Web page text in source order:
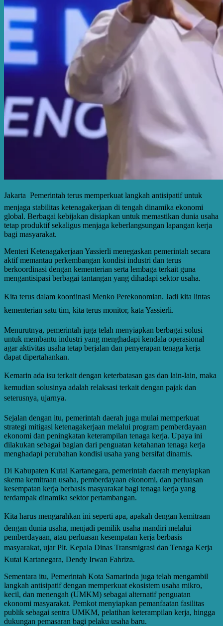
Jakarta  Pemerintah terus memperkuat langkah antisipatif untuk
menjaga stabilitas ketenagakerjaan di tengah dinamika ekonomi
global. Berbagai kebijakan disiapkan untuk memastikan dunia usaha
tetap produktif sekaligus menjaga keberlangsungan lapangan kerja
bagi masyarakat.
Menteri Ketenagakerjaan Yassierli menegaskan pemerintah secara
aktif memantau perkembangan kondisi industri dan terus
berkoordinasi dengan kementerian serta lembaga terkait guna
mengantisipasi berbagai tantangan yang dihadapi sektor usaha.
Kita terus dalam koordinasi Menko Perekonomian. Jadi kita lintas
kementerian satu tim, kita terus monitor, kata Yassierli.
Menurutnya, pemerintah juga telah menyiapkan berbagai solusi
untuk membantu industri yang menghadapi kendala operasional
agar aktivitas usaha tetap berjalan dan penyerapan tenaga kerja
dapat dipertahankan.
Kemarin ada isu terkait dengan keterbatasan gas dan lain-lain, maka
kemudian solusinya adalah relaksasi terkait dengan pajak dan
seterusnya, ujarnya.
Sejalan dengan itu, pemerintah daerah juga mulai memperkuat
strategi mitigasi ketenagakerjaan melalui program pemberdayaan
ekonomi dan peningkatan keterampilan tenaga kerja. Upaya ini
dilakukan sebagai bagian dari penguatan ketahanan tenaga kerja
menghadapi perubahan kondisi usaha yang bersifat dinamis.
Di Kabupaten Kutai Kartanegara, pemerintah daerah menyiapkan
skema kemitraan usaha, pemberdayaan ekonomi, dan perluasan
kesempatan kerja berbasis masyarakat bagi tenaga kerja yang
terdampak dinamika sektor pertambangan.
Kita harus mengarahkan ini seperti apa, apakah dengan kemitraan
dengan dunia usaha, menjadi pemilik usaha mandiri melalui
pemberdayaan, atau perluasan kesempatan kerja berbasis
masyarakat, ujar Plt. Kepala Dinas Transmigrasi dan Tenaga Kerja
Kutai Kartanegara, Dendy Irwan Fahriza.
Sementara itu, Pemerintah Kota Samarinda juga telah mengambil
langkah antisipatif dengan memperkuat ekosistem usaha mikro,
kecil, dan menengah (UMKM) sebagai alternatif penguatan
ekonomi masyarakat. Pemkot menyiapkan pemanfaatan fasilitas
publik sebagai sentra UMKM, pelatihan keterampilan kerja, hingga
dukungan pemasaran bagi pelaku usaha baru.